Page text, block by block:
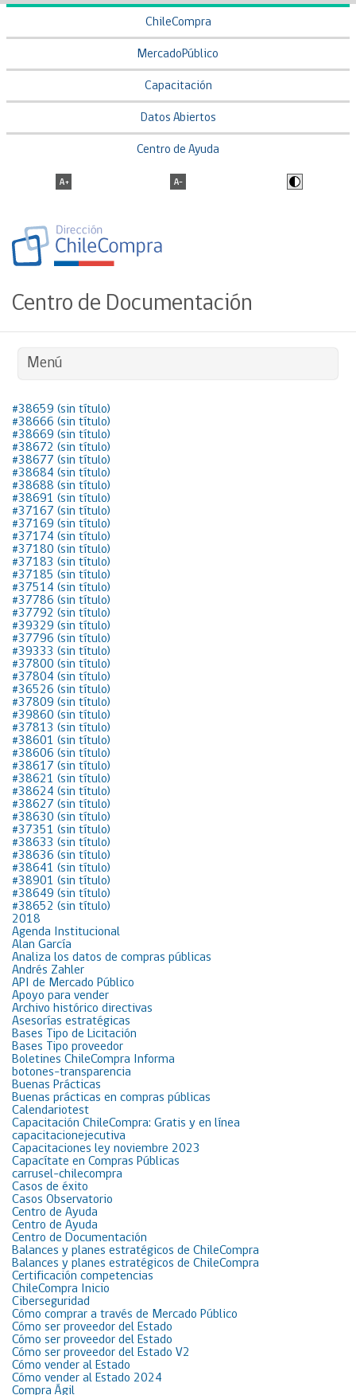
ChileCompra
MercadoPúblico
Capacitación
Datos Abiertos
Centro de Ayuda
Centro de Documentación
Menú
#38659 (sin título)
#38666 (sin título)
#38669 (sin título)
#38672 (sin título)
#38677 (sin título)
#38684 (sin título)
#38688 (sin título)
#38691 (sin título)
#37167 (sin título)
#37169 (sin título)
#37174 (sin título)
#37180 (sin título)
#37183 (sin título)
#37185 (sin título)
#37514 (sin título)
#37786 (sin título)
#37792 (sin título)
#39329 (sin título)
#37796 (sin título)
#39333 (sin título)
#37800 (sin título)
#37804 (sin título)
#36526 (sin título)
#37809 (sin título)
#39860 (sin título)
#37813 (sin título)
#38601 (sin título)
#38606 (sin título)
#38617 (sin título)
#38621 (sin título)
#38624 (sin título)
#38627 (sin título)
#38630 (sin título)
#37351 (sin título)
#38633 (sin título)
#38636 (sin título)
#38641 (sin título)
#38901 (sin título)
#38649 (sin título)
#38652 (sin título)
2018
Agenda Institucional
Alan García
Analiza los datos de compras públicas
Andrés Zahler
API de Mercado Público
Apoyo para vender
Archivo histórico directivas
Asesorías estratégicas
Bases Tipo de Licitación
Bases Tipo proveedor
Boletines ChileCompra Informa
botones-transparencia
Buenas Prácticas
Buenas prácticas en compras públicas
Calendariotest
Capacitación ChileCompra: Gratis y en línea
capacitacionejecutiva
Capacitaciones ley noviembre 2023
Capacítate en Compras Públicas
carrusel-chilecompra
Casos de éxito
Casos Observatorio
Centro de Ayuda
Centro de Ayuda
Centro de Documentación
Balances y planes estratégicos de ChileCompra
Balances y planes estratégicos de ChileCompra
Certificación competencias
ChileCompra Inicio
Ciberseguridad
Cómo comprar a través de Mercado Público
Cómo ser proveedor del Estado
Cómo ser proveedor del Estado
Cómo ser proveedor del Estado V2
Cómo vender al Estado
Cómo vender al Estado 2024
Compra Ágil